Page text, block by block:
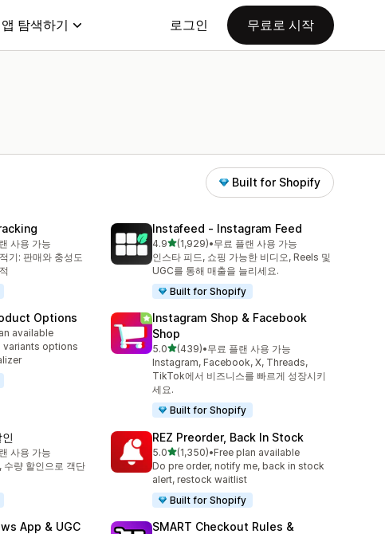
앱 탐색하기 로그인 무료로 시작
Built for Shopify
사용 가능
기: 판매와 충성도
Instafeed ‑ Instagram Feed
4.9별 5개 중
(1,929)
총 리뷰 1929개
•무료 플랜 사용 가능
인스타 피드, 쇼핑 가능한 비디오, Reels 및
UGC를 통해 매출을 늘리세요.
Built for Shopify
Options
available
options
Instagram Shop & Facebook
Shop
5.0별 5개 중
(439)
총 리뷰 439개
•무료 플랜 사용 가능
Instagram, Facebook, X, Threads,
TikTok에서 비즈니스를 빠르게 성장시키
세요.
Built for Shopify
사용 가능
수량 할인으로 객단
REZ Preorder, Back In Stock
5.0별 5개 중
(1,350)
총 리뷰 1350개
•Free plan available
Do pre order, notify me, back in stock
alert, restock waitlist
Built for Shopify
App & UGC
SMART Checkout Rules &